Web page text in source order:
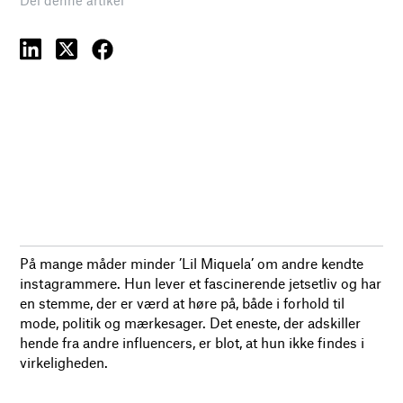
På mange måder minder ’Lil Miquela’ om andre kendte
instagrammere. Hun lever et fascinerende jetsetliv og har
en stemme, der er værd at høre på, både i forhold til
mode, politik og mærkesager. Det eneste, der adskiller
hende fra andre influencers, er blot, at hun ikke findes i
virkeligheden.